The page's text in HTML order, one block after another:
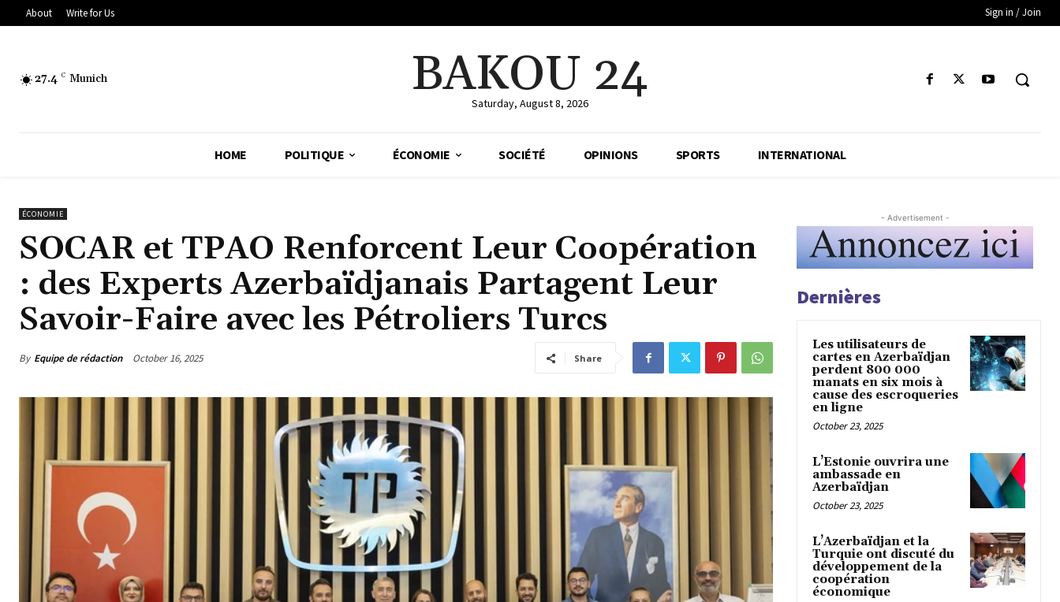
About Write for Us Sign in / Join
27.4 C Munich BAKOU 24
Saturday, August 8, 2026
HOME POLITIQUE ÉCONOMIE SOCIÉTÉ OPINIONS SPORTS INTERNATIONAL
ÉCONOMIE
SOCAR et TPAO Renforcent Leur Coopération
: des Experts Azerbaïdjanais Partagent Leur
Savoir-Faire avec les Pétroliers Turcs
By Equipe de rédaction October 16, 2025 Share
- Advertisement -
Dernières
Les utilisateurs de
cartes en Azerbaïdjan
perdent 800 000
manats en six mois à
cause des escroqueries
en ligne
October 23, 2025
L’Estonie ouvrira une
ambassade en
Azerbaïdjan
October 23, 2025
L’Azerbaïdjan et la
Turquie ont discuté du
développement de la
coopération
économique